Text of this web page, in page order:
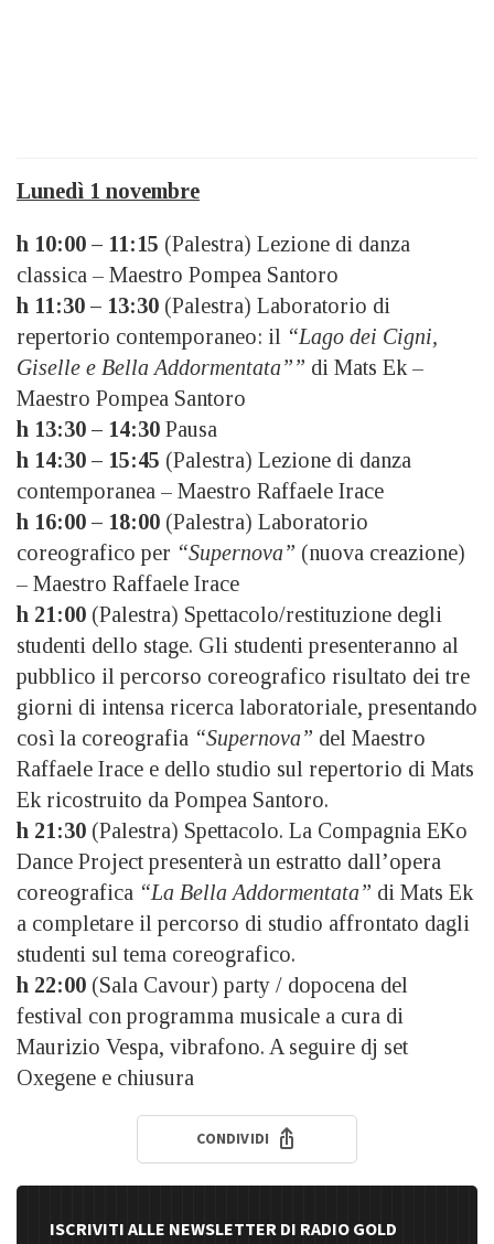
Lunedì 1 novembre
h 10:00 – 11:15 (Palestra) Lezione di danza
classica – Maestro Pompea Santoro
h 11:30 – 13:30 (Palestra) Laboratorio di
repertorio contemporaneo: il “Lago dei Cigni,
Giselle e Bella Addormentata”” di Mats Ek –
Maestro Pompea Santoro
h 13:30 – 14:30 Pausa
h 14:30 – 15:45 (Palestra) Lezione di danza
contemporanea – Maestro Raffaele Irace
h 16:00 – 18:00 (Palestra) Laboratorio
coreografico per “Supernova” (nuova creazione)
– Maestro Raffaele Irace
h 21:00 (Palestra) Spettacolo/restituzione degli
studenti dello stage. Gli studenti presenteranno al
pubblico il percorso coreografico risultato dei tre
giorni di intensa ricerca laboratoriale, presentando
così la coreografia “Supernova” del Maestro
Raffaele Irace e dello studio sul repertorio di Mats
Ek ricostruito da Pompea Santoro.
h 21:30 (Palestra) Spettacolo. La Compagnia EKo
Dance Project presenterà un estratto dall’opera
coreografica “La Bella Addormentata” di Mats Ek
a completare il percorso di studio affrontato dagli
studenti sul tema coreografico.
h 22:00 (Sala Cavour) party / dopocena del
festival con programma musicale a cura di
Maurizio Vespa, vibrafono. A seguire dj set
Oxegene e chiusura
CONDIVIDI
ISCRIVITI ALLE NEWSLETTER DI RADIO GOLD